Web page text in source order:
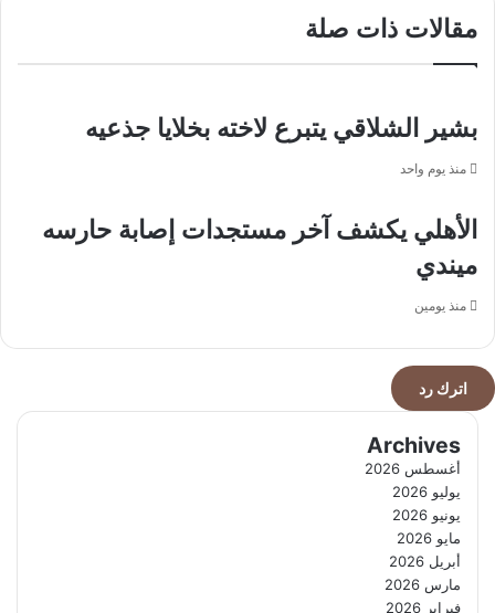
خاصة
عبر
اليوم
مقالات ذات صلة
بشير الشلاقي يتبرع لاخته بخلايا جذعيه
منذ يوم واحد
الأهلي يكشف آخر مستجدات إصابة حارسه
ميندي
منذ يومين
اترك رد
Archives
أغسطس 2026
يوليو 2026
يونيو 2026
مايو 2026
أبريل 2026
مارس 2026
فبراير 2026